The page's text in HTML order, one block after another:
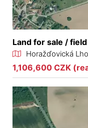
Land for sale /
Horažďovická
1,106,600 CZK